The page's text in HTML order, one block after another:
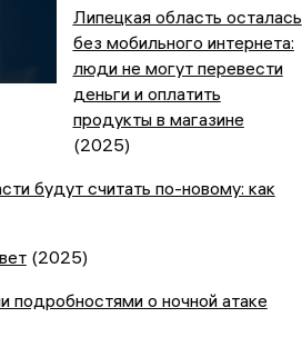
Липецкая область осталась
без мобильного интернета:
люди не могут перевести
деньги и оплатить
продукты в магазине
(2025)
будут считать по-новому: как
(2025)
подробностями о ночной атаке